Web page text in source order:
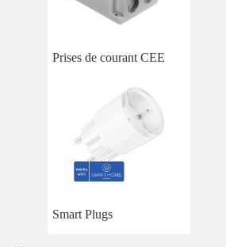
Prises de courant CEE
Smart Plugs